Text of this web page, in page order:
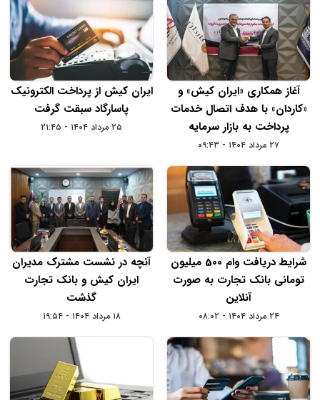
آغاز همکاری «ایران‌ کیش» و
«کاردان» با هدف اتصال خدمات
پرداخت به بازار سرمایه
۲۷ مرداد ۱۴۰۴ - ۰۹:۴۳
ایران‌ کیش از پرداخت الکترونیک
پاسارگاد سبقت گرفت
۲۵ مرداد ۱۴۰۴ - ۲۱:۴۵
شرایط دریافت وام 500 میلیون
تومانی بانک تجارت به صورت
آنلاین
۲۴ مرداد ۱۴۰۴ - ۰۸:۰۲
آنچه در نشست مشترک مدیران
ایران‌ کیش و بانک تجارت
گذشت
۱۸ مرداد ۱۴۰۴ - ۱۹:۵۴